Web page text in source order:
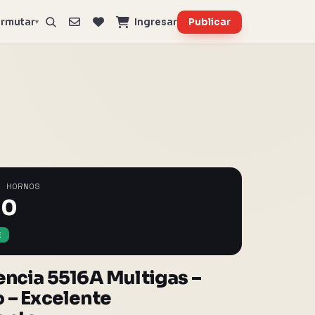
▾ Ingresar Publicar
5516A Multigas –
– Excelente